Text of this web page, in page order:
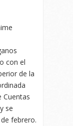
con el
de la
Cuentas
se
febrero.